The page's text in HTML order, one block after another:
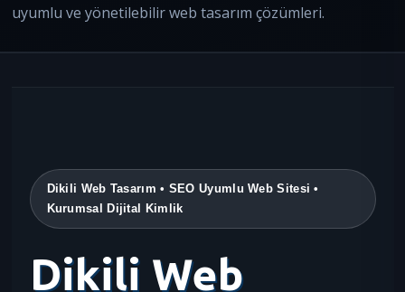
uyumlu ve yönetilebilir web tasarım çözümleri.
Dikili Web Tasarım • SEO Uyumlu Web Sitesi •
Kurumsal Dijital Kimlik
Dikili Web